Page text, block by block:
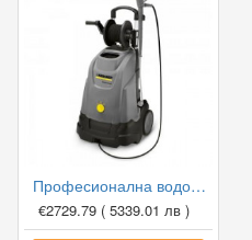
Професионална водоструйка Karcher HDS 5/15 UX
€2729.79 ( 5339.01 лв )